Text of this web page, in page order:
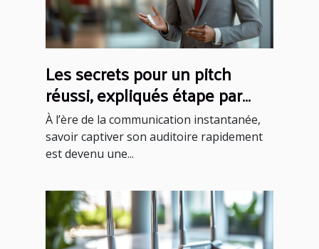
Les secrets pour un pitch
réussi, expliqués étape par
étape
À l’ère de la communication instantanée,
savoir captiver son auditoire rapidement
est devenu une...